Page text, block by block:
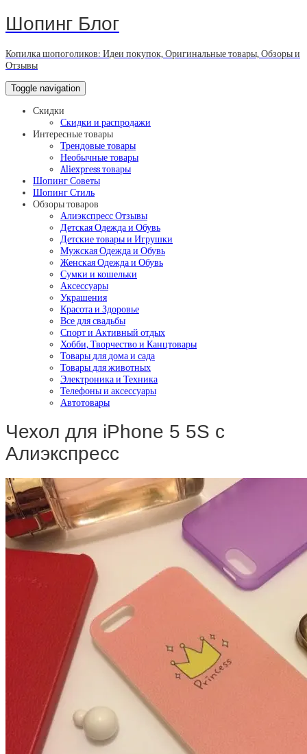
Шопинг Блог
Копилка шопоголиков: Идеи покупок, Оригинальные товары, Обзоры и
Отзывы
Toggle navigation
Скидки
Скидки и распродажи
Интересные товары
Трендовые товары
Необычные товары
Aliexpress товары
Шопинг Советы
Шопинг Стиль
Обзоры товаров
Алиэкспресс Отзывы
Детская Одежда и Обувь
Детские товары и Игрушки
Мужская Одежда и Обувь
Женская Одежда и Обувь
Сумки и кошельки
Аксессуары
Украшения
Красота и Здоровье
Все для свадьбы
Спорт и Активный отдых
Хобби, Творчество и Канцтовары
Товары для дома и сада
Товары для животных
Электроника и Техника
Телефоны и аксессуары
Автотовары
Чехол для iPhone 5 5S с
Алиэкспресс